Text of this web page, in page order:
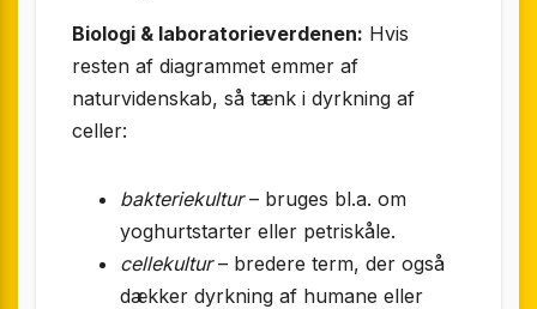
Biologi & laboratorie­verdenen: Hvis
resten af diagrammet emmer af
naturvidenskab, så tænk i dyrkning af
celler:
bakteriekultur– bruges bl.a. om
yoghurtstarter eller petriskåle.
cellekultur– bredere term, der også
dækker dyrkning af humane eller